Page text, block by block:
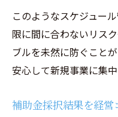
このようなスケジュー
限に間に合わないリス
ブルを未然に防ぐこと
安心して新規事業に集
補助金採択結果を経営